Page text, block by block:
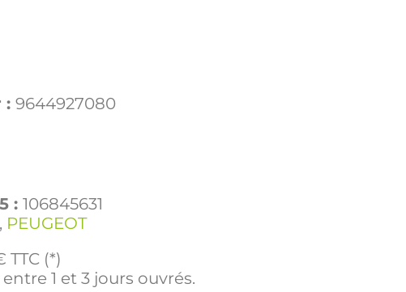
: 9644927080
: 106845631
, PEUGEOT
TTC (*)
1 et 3 jours ouvrés.